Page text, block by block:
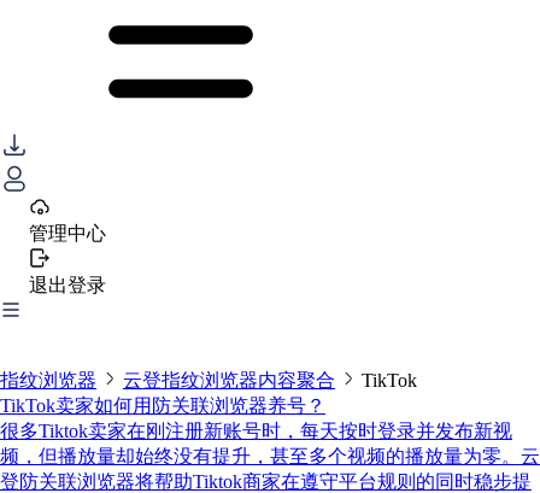
管理中心
退出登录
指纹浏览器 云登指纹浏览器内容聚合
TikTok
TikTok卖家如何用防关联浏览器养号？
很多Tiktok卖家在刚注册新账号时，每天按时登录并发布新视
频，但播放量却始终没有提升，甚至多个视频的播放量为零。云
登防关联浏览器将帮助Tiktok商家在遵守平台规则的同时稳步提